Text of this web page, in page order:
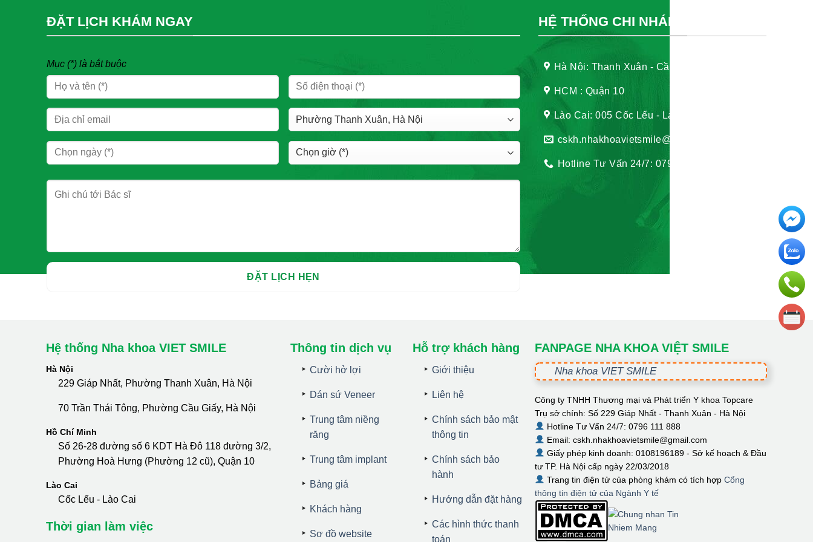
ĐẶT LỊCH KHÁM NGAY
Mục (*) là bắt buộc
HỆ THỐNG CHI NHÁNH
Hà Nội: Thanh Xuân - Cầu Giấy
HCM : Quận 10
Lào Cai: 005 Cốc Lếu - Lào Cai
cskh.nhakhoavietsmile@gmail.com
Hotline Tư Vấn 24/7: 0796 111 888
Hệ thống Nha khoa VIET SMILE
Hà Nội
229 Giáp Nhất, Phường Thanh Xuân, Hà Nội
70 Trần Thái Tông, Phường Cầu Giấy, Hà Nội
Hồ Chí Minh
Số 26-28 đường số 6 KDT Hà Đô 118 đường 3/2,
Phường Hoà Hưng (Phường 12 cũ), Quận 10
Lào Cai
Cốc Lếu - Lào Cai
Thời gian làm việc
Thông tin dịch vụ
Cười hở lợi
Dán sứ Veneer
Trung tâm niềng
răng
Trung tâm implant
Bảng giá
Khách hàng
Sơ đồ website
Hỗ trợ khách hàng
Giới thiệu
Liên hệ
Chính sách bảo mật
thông tin
Chính sách bảo
hành
Hướng dẫn đặt hàng
Các hình thức thanh
toán
FANPAGE NHA KHOA VIỆT SMILE
Nha khoa VIET SMILE
Công ty TNHH Thương mại và Phát triển Y khoa Topcare
Trụ sở chính: Số 229 Giáp Nhất - Thanh Xuân - Hà Nội
Hotline Tư Vấn 24/7: 0796 111 888
Email: cskh.nhakhoavietsmile@gmail.com
Giấy phép kinh doanh: 0108196189 - Sở kế hoạch & Đầu
tư TP. Hà Nội cấp ngày 22/03/2018
Trang tin điện tử của phòng khám có tích hợp Cổng
thông tin điện tử của Ngành Y tế